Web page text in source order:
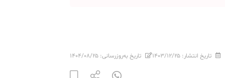
تاریخ انتشار:۱۴۰۳/۱۲/۲۵ تاریخ به‌روزرسانی:۱۴۰۴/۰۸/۲۵